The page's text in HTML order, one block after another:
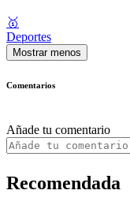
🥇
Deportes
Mostrar menos
Comentarios
Añade tu comentario
Recomendada